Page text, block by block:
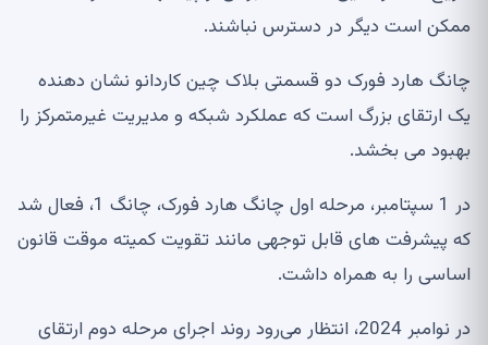
ممکن است دیگر در دسترس نباشند.
چانگ هارد فورک دو قسمتی بلاک چین کاردانو نشان دهنده
یک ارتقای بزرگ است که عملکرد شبکه و مدیریت غیرمتمرکز را
بهبود می بخشد.
در 1 سپتامبر، مرحله اول چانگ هارد فورک، چانگ 1، فعال شد
که پیشرفت های قابل توجهی مانند تقویت کمیته موقت قانون
اساسی را به همراه داشت.
در نوامبر 2024، انتظار می‌رود روند اجرای مرحله دوم ارتقای